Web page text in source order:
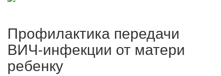
Профилактика передачи
ВИЧ-инфекции от матери
ребенку